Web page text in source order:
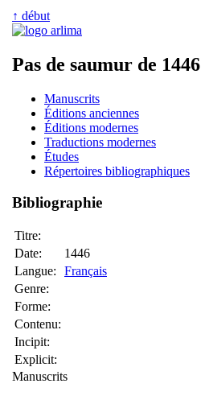
↑ début
Pas de saumur de 1446
Manuscrits
Éditions anciennes
Éditions modernes
Traductions modernes
Études
Répertoires bibliographiques
Bibliographie
Titre:
Date:
1446
Langue:
Français
Genre:
Forme:
Contenu:
Incipit:
Explicit:
Manuscrits